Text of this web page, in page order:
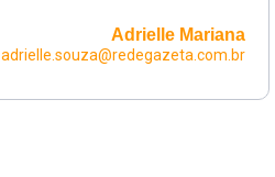
Adrielle Mariana
adrielle.souza@redegazeta.com.br